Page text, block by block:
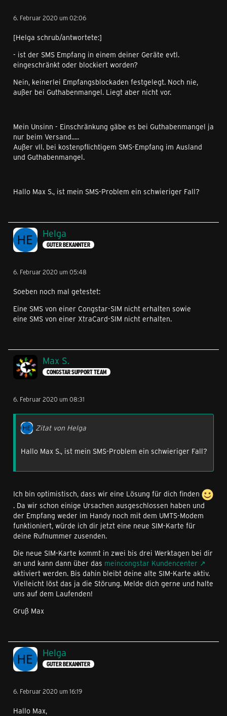
6. Februar 2020 um 02:06
[Helga schrub/antwortete:]
- ist der SMS Empfang in einem deiner Geräte evtl.
eingeschränkt oder blockiert worden?
Nein, keinerlei Empfangsblockaden festgelegt. Noch nie,
außer bei Guthabenmangel. Liegt aber nicht vor.
Mein Unsinn - Einschränkung gäbe es bei Guthabenmangel ja
nur beim Versand.....
Außer vll. bei kostenpflichtigem SMS-Empfang im Ausland
und Guthabenmangel.
Hallo Max S., ist mein SMS-Problem ein schwieriger Fall?
Helga
GUTER BEKANNTER
6. Februar 2020 um 05:48
Soeben noch mal getestet:
Eine SMS von einer Congstar-SIM nicht erhalten sowie
eine SMS von einer XtraCard-SIM nicht erhalten.
Max S.
CONGSTAR SUPPORT TEAM
6. Februar 2020 um 08:31
Zitat von Helga
Hallo Max S., ist mein SMS-Problem ein schwieriger Fall?
Ich bin optimistisch, dass wir eine Lösung für dich finden
. Da wir schon einige Ursachen ausgeschlossen haben und
der Empfang weder im Handy noch mit dem UMTS-Modem
funktioniert, würde ich dir jetzt eine neue SIM-Karte für
deine Rufnummer zusenden.
Die neue SIM-Karte kommt in zwei bis drei Werktagen bei dir
an und kann dann über das meincongstar Kundencenter
aktiviert werden. Bis dahin bleibt deine alte SIM-Karte aktiv.
Vielleicht löst das ja die Störung. Melde dich gerne und halte
uns auf dem Laufenden!
Gruß Max
Helga
GUTER BEKANNTER
6. Februar 2020 um 16:19
Hallo Max,